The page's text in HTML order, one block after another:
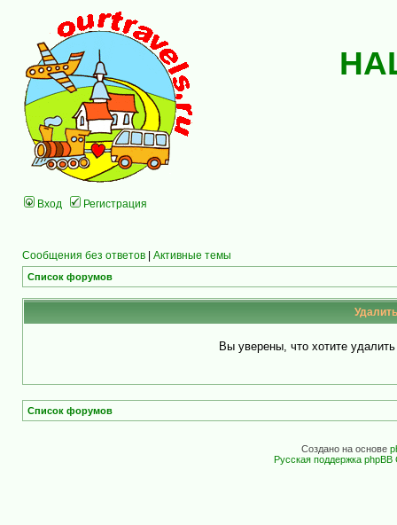
Вход Регистрация
Сообщения без ответов | Активные темы
Список форумов
Вы уверены, что хотите
Список форумов
Создано на основе
Русская поддержка phpBB